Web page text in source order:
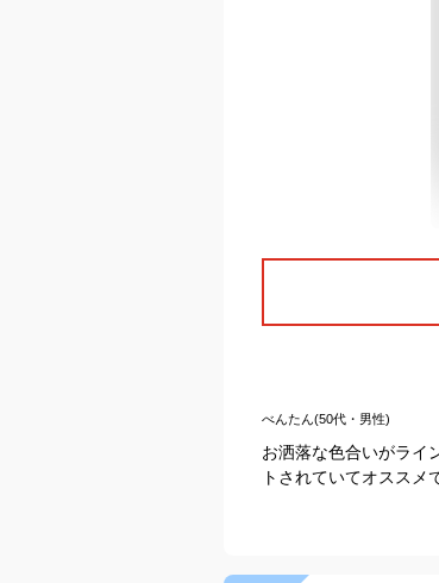
べんたん(50代・男性)
お洒落な色合いがライ
トされていてオススメ